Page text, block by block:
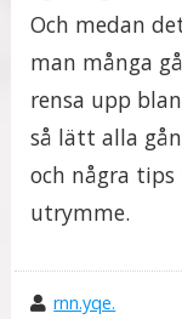
Och medan
man många
rensa upp
så lätt alla
och några
utrymme.
wrnn.yqe.